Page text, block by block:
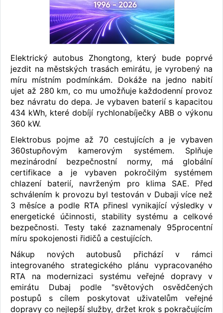
Elektrický autobus Zhongtong, který bude poprvé
jezdit na městských trasách emirátu, je vyrobený na
míru místním podmínkám. Dokáže na jedno nabití
ujet až 280 km, co mu umožňuje každodenní provoz
bez návratu do depa. Je vybaven baterií s kapacitou
434 kWh, které dobíjí rychlonabíječky ABB o výkonu
360 kW.
Elektrobus pojme až 70 cestujících a je vybaven
360stupňovým kamerovým systémem. Splňuje
mezinárodní bezpečnostní normy, má globální
certifikace a je vybaven pokročilým systémem
chlazení baterií, navrženým pro klima SAE. Před
schválením k provozu byl testován v Dubaji více než
3 měsíce a podle RTA přinesl vynikající výsledky v
energetické účinnosti, stability systému a celkové
bezpečnosti. Testy také zaznamenaly 95procentní
míru spokojenosti řidičů a cestujících.
Nákup nových autobusů přichází v rámci
integrovaného strategického plánu vypracovaného
RTA na modernizaci systému veřejné dopravy v
emirátu Dubaj podle "světových osvědčených
postupů s cílem poskytovat uživatelům veřejné
dopravy co nejlepší služby, držet krok s pokračujícím